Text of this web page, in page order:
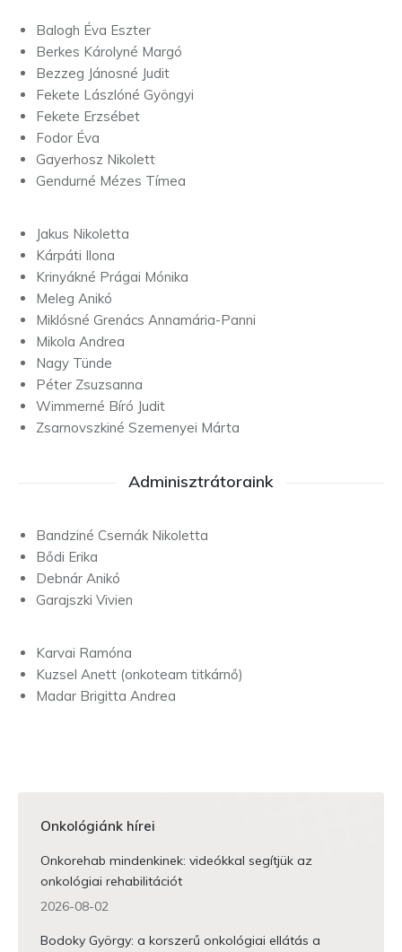
Balogh Éva Eszter
Berkes Károlyné Margó
Bezzeg Jánosné Judit
Fekete Lászlóné Gyöngyi
Fekete Erzsébet
Fodor Éva
Gayerhosz Nikolett
Gendurné Mézes Tímea
Jakus Nikoletta
Kárpáti Ilona
Krinyákné Prágai Mónika
Meleg Anikó
Miklósné Grenács Annamária-Panni
Mikola Andrea
Nagy Tünde
Péter Zsuzsanna
Wimmerné Bíró Judit
Zsarnovszkiné Szemenyei Márta
Adminisztrátoraink
Bandziné Csernák Nikoletta
Bődi Erika
Debnár Anikó
Garajszki Vivien
Karvai Ramóna
Kuzsel Anett (onkoteam titkárnő)
Madar Brigitta Andrea
Onkológiánk hírei
Onkorehab mindenkinek: videókkal segítjük az
onkológiai rehabilitációt
2026-08-02
Bodoky György: a korszerű onkológiai ellátás a